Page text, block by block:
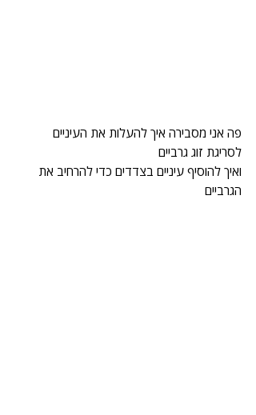
פה אני מסבירה איך להעלות את העיניים
לסריגת זוג גרביים
ואיך להוסיף עיניים בצדדים כדי להרחיב את
הגרביים